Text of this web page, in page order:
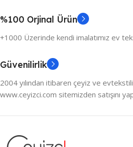
%100 Orjinal Ürün
+1000 Üzerinde kendi imalatımız ev
Güvenilirlik
2004 yılından itibaren çeyiz ve
www.ceyizci.com sitemizden satışını